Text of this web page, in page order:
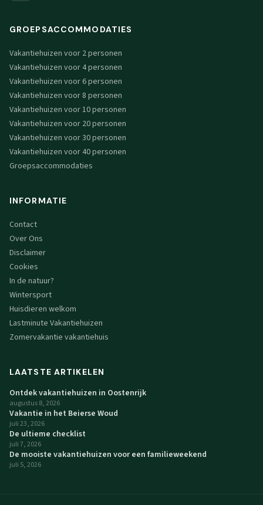
GROEPSACCOMMODATIES
Vakantiehuizen voor 2 personen
Vakantiehuizen voor 4 personen
Vakantiehuizen voor 6 personen
Vakantiehuizen voor 8 personen
Vakantiehuizen voor 10 personen
Vakantiehuizen voor 20 personen
Vakantiehuizen voor 30 personen
Vakantiehuizen voor 40 personen
Groepsaccommodaties
INFORMATIE
Contact
Over Ons
Disclaimer
Cookies
In de natuur?
Wintersport
Huisdieren welkom
Lastminute Vakantiehuizen
Zomervakantie vakantiehuis
LAATSTE ARTIKELEN
Ontdek vakantiehuizen in Oostenrijk
augustus 8, 2026
Vakantie in het Beierse Woud
juli 23, 2026
De ultieme checklist
juli 7, 2026
De mooiste vakantiehuizen voor een familieweekend
juli 5, 2026